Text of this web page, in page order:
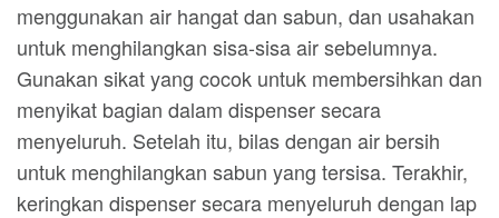
menggunakan air hangat dan sabun, dan usahakan
untuk menghilangkan sisa-sisa air sebelumnya.
Gunakan sikat yang cocok untuk membersihkan dan
menyikat bagian dalam dispenser secara
menyeluruh. Setelah itu, bilas dengan air bersih
untuk menghilangkan sabun yang tersisa. Terakhir,
keringkan dispenser secara menyeluruh dengan lap